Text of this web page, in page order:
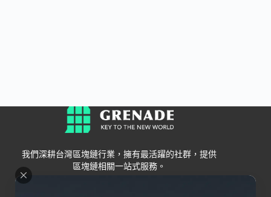
我們深耕台灣區塊鏈行業，擁有最活躍的社群，提供
區塊鏈相關一站式服務。